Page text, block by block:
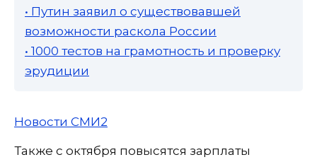
• Путин заявил о существовавшей
возможности раскола России
• 1000 тестов на грамотность и проверку
эрудиции
Новости СМИ2
Также с октября повысятся зарплаты